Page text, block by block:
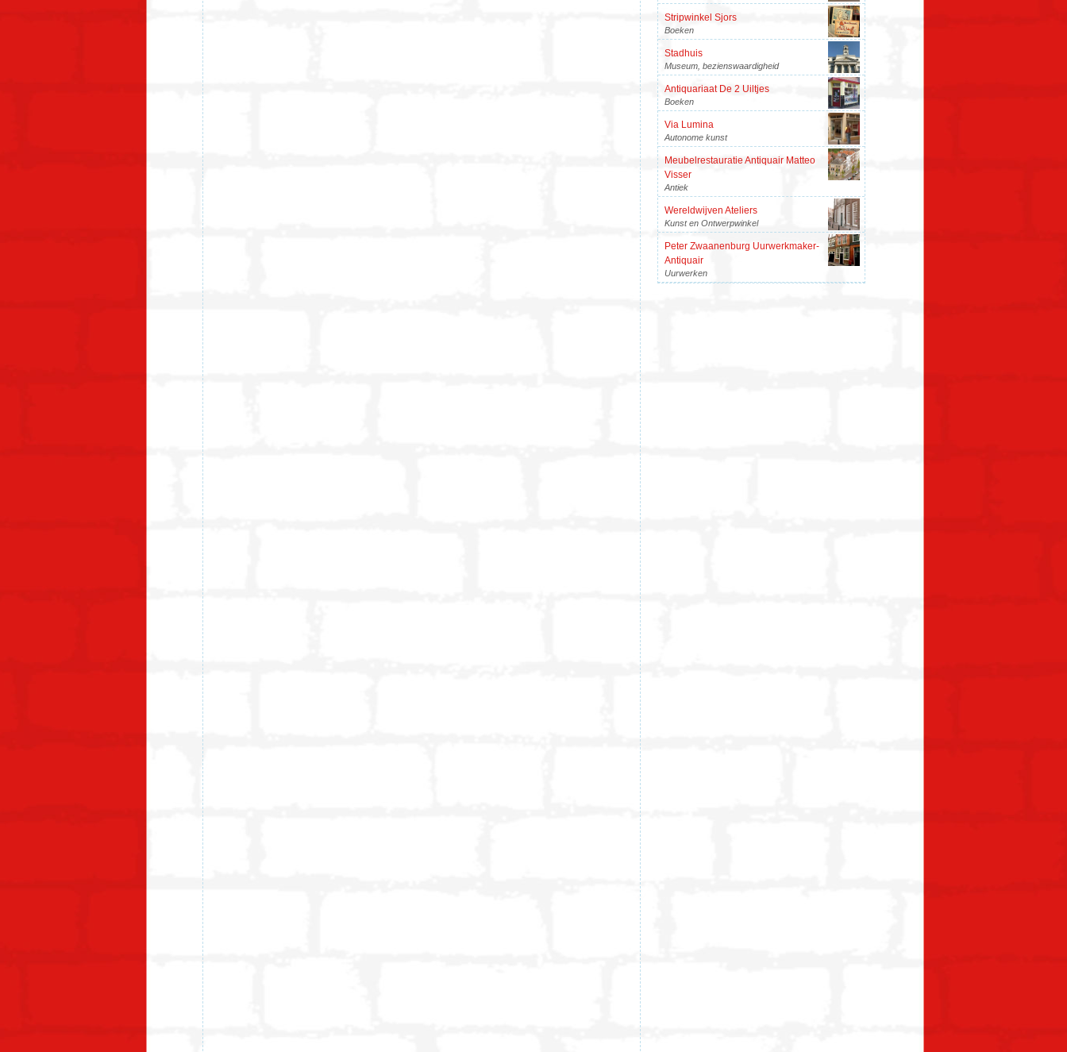
Stripwinkel Sjors
Boeken
Stadhuis
Museum, bezienswaardigheid
Antiquariaat De 2 Uiltjes
Boeken
Via Lumina
Autonome kunst
Meubelrestauratie Antiquair Matteo
Visser
Antiek
Wereldwijven Ateliers
Kunst en Ontwerpwinkel
Peter Zwaanenburg Uurwerkmaker-
Antiquair
Uurwerken